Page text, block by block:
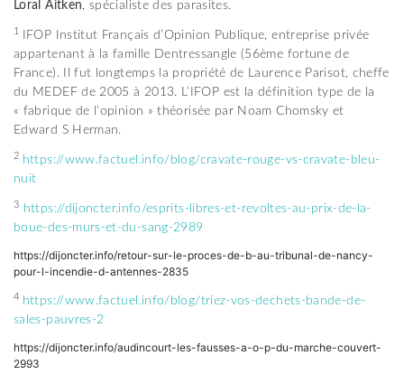
Loral Aitken, spécialiste des parasites.
1
IFOP Institut Français d’Opinion Publique, entreprise privée
appartenant à la famille Dentressangle (56ème fortune de
France). Il fut longtemps la propriété de Laurence Parisot, cheffe
du MEDEF de 2005 à 2013. L’IFOP est la définition type de la
« fabrique de l’opinion » théorisée par Noam Chomsky et
Edward S Herman.
2 https://www.factuel.info/blog/cravate-rouge-vs-cravate-bleu-
nuit
3 https://dijoncter.info/esprits-libres-et-revoltes-au-prix-de-la-
boue-des-murs-et-du-sang-2989
https://dijoncter.info/retour-sur-le-proces-de-b-au-tribunal-de-nancy-
pour-l-incendie-d-antennes-2835
4 https://www.factuel.info/blog/triez-vos-dechets-bande-de-
sales-pauvres-2
https://dijoncter.info/audincourt-les-fausses-a-o-p-du-marche-couvert-
2993